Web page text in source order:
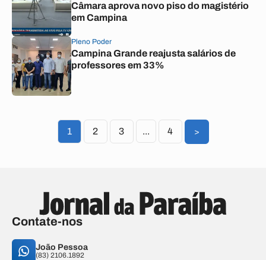
Câmara aprova novo piso do magistério
em Campina
Pleno Poder
Campina Grande reajusta salários de
professores em 33%
1 2 3 ... 4 >
Contate-nos
João Pessoa
(83) 2106.1892